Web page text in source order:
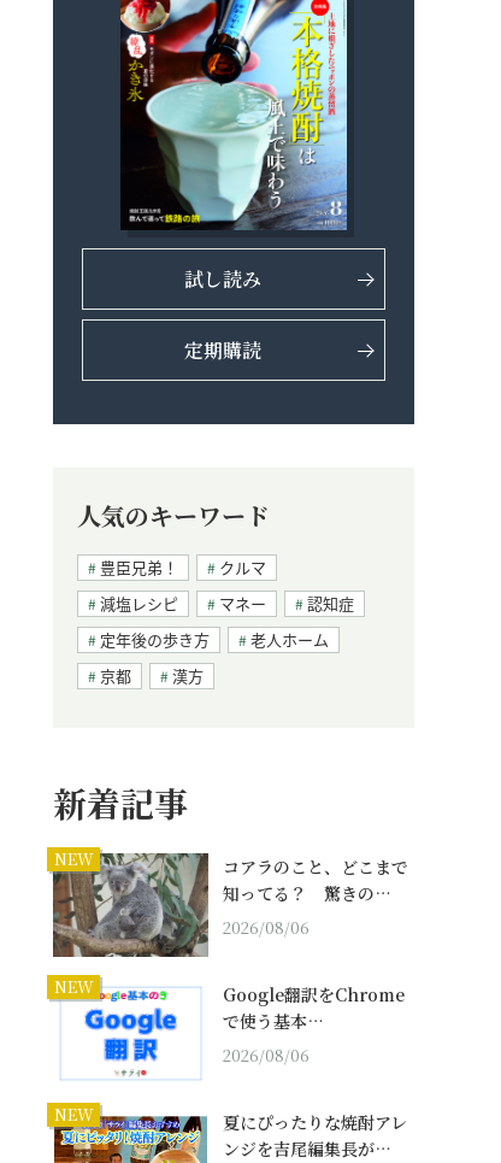
試し読み
定期購読
人気のキーワード
豊臣兄弟！
クルマ
減塩レシピ
マネー
認知症
定年後の歩き方
老人ホーム
京都
漢方
新着記事
NEW
コアラのこと、どこまで
知ってる？ 驚きの…
2026/08/06
NEW
Google翻訳をChrome
で使う基本…
2026/08/06
NEW
夏にぴったりな焼酎アレ
ンジを吉尾編集長が…